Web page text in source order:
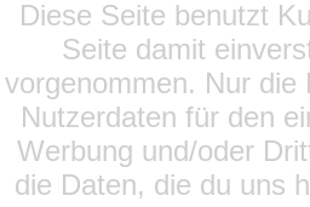
Diese Seite benutzt
Seite damit
vorgenommen. Nur
Nutzerdaten für den
Werbung und/oder
die Daten, die du uns